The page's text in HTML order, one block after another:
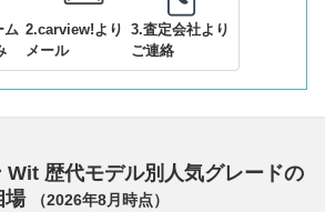
ム 2.carview!より
メール
3.査定会社より
ご連絡
Wit 歴代モデル別人気グレードの
場
（2026年8月 時点）